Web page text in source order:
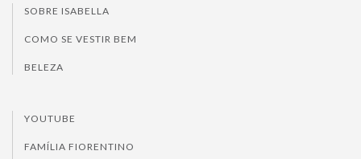
SOBRE ISABELLA
COMO SE VESTIR BEM
BELEZA
YOUTUBE
FAMÍLIA FIORENTINO